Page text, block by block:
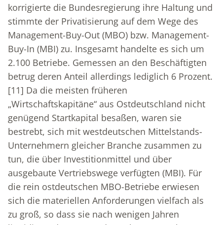
korrigierte die Bundesregierung ihre Haltung und
stimmte der Privatisierung auf dem Wege des
Management-Buy-Out (MBO) bzw. Management-
Buy-In (MBI) zu. Insgesamt handelte es sich um
2.100 Betriebe. Gemessen an den Beschäftigten
betrug deren Anteil allerdings lediglich 6 Prozent.
[11] Da die meisten früheren
„Wirtschaftskapitäne“ aus Ostdeutschland nicht
genügend Startkapital besaßen, waren sie
bestrebt, sich mit westdeutschen Mittelstands-
Unternehmern gleicher Branche zusammen zu
tun, die über Investitionmittel und über
ausgebaute Vertriebswege verfügten (MBI). Für
die rein ostdeutschen MBO-Betriebe erwiesen
sich die materiellen Anforderungen vielfach als
zu groß, so dass sie nach wenigen Jahren